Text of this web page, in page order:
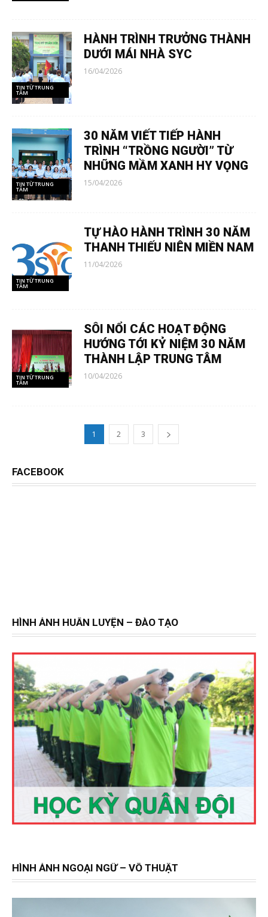
TIN TỪ TRUNG
TÂM
HÀNH TRÌNH TRƯỞNG THÀNH
DƯỚI MÁI NHÀ SYC
16/04/2026
TIN TỪ TRUNG
TÂM
30 NĂM VIẾT TIẾP HÀNH
TRÌNH “TRỒNG NGƯỜI” TỪ
NHỮNG MẦM XANH HY VỌNG
15/04/2026
TIN TỪ TRUNG
TÂM
TỰ HÀO HÀNH TRÌNH 30 NĂM
THANH THIẾU NIÊN MIỀN NAM
11/04/2026
TIN TỪ TRUNG
TÂM
SÔI NỔI CÁC HOẠT ĐỘNG
HƯỚNG TỚI KỶ NIỆM 30 NĂM
THÀNH LẬP TRUNG TÂM
10/04/2026
1 2 3
FACEBOOK
HÌNH ẢNH HUẤN LUYỆN – ĐÀO TẠO
HÌNH ẢNH NGOẠI NGỮ – VÕ THUẬT